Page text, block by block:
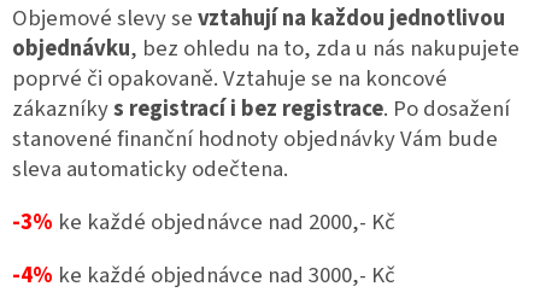
Objemové slevy sevztahují na každou jednotlivou
objednávku, bez ohledu na to, zda u nás nakupujete
poprvé či opakovaně. Vztahuje se na koncové
zákazníkys registrací i bez registrace. Po dosažení
stanovené finanční hodnoty objednávky Vám bude
sleva automaticky odečtena.
-3% ke každé objednávce nad 2000,- Kč
-4% ke každé objednávce nad 3000,- Kč